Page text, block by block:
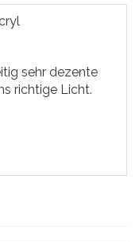
sehr dezente
richtige Licht.